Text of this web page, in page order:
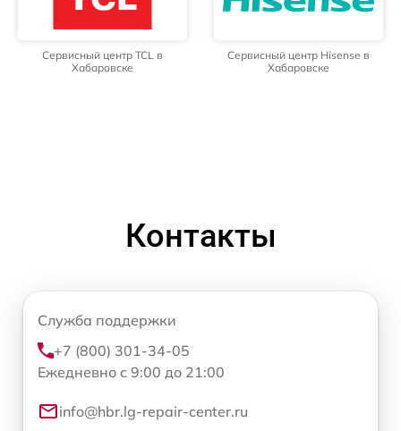
Сервисный центр TCL в
Хабаровске
Сервисный центр Hisense в
Хабаровске
Контакты
Служба поддержки
+7 (800) 301-34-05
Ежедневно с 9:00 до 21:00
info@hbr.lg-repair-center.ru